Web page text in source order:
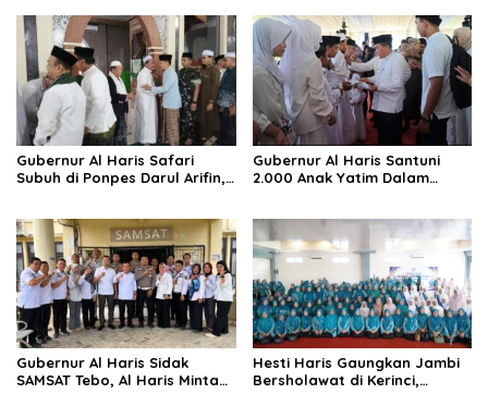
Gubernur Al Haris Safari
Subuh di Ponpes Darul Arifin,
Gubernur Al Haris Santuni
2.000 Anak Yatim Dalam
Gubernur Al Haris Sidak
SAMSAT Tebo, Al Haris Minta
Hesti Haris Gaungkan Jambi
Bersholawat di Kerinci,